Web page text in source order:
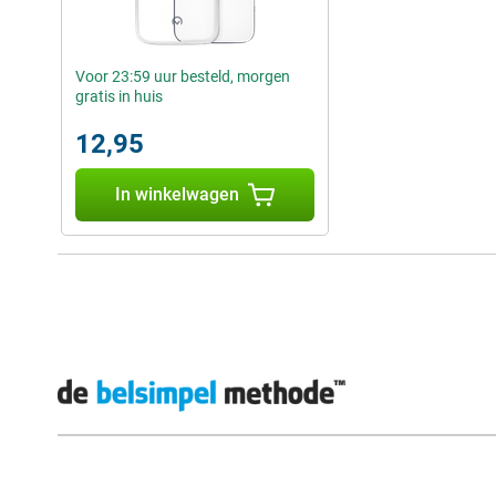
Voor 23:59 uur besteld, morgen
gratis in huis
12,95
In winkelwagen